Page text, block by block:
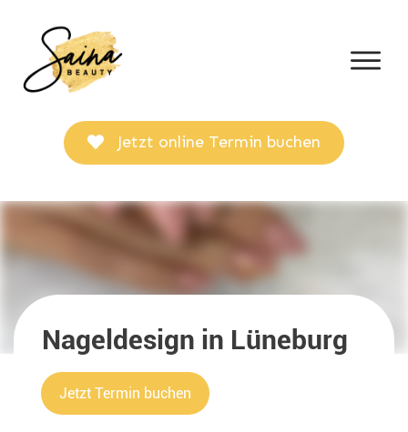
Jetzt online Termin buchen
Nageldesign in Lüneburg
Jetzt Termin buchen